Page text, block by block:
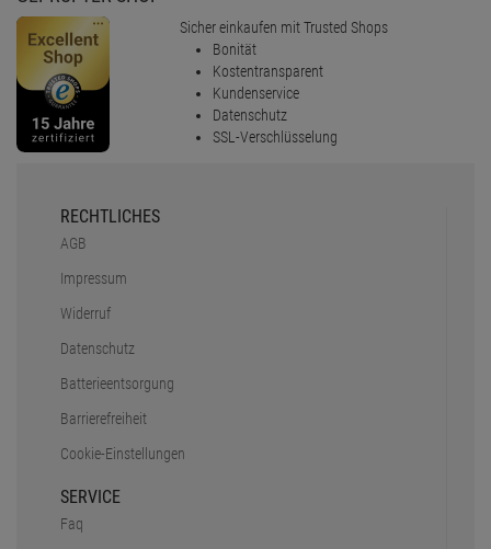
Sicher einkaufen mit Trusted Shops
Bonität
Kostentransparent
Kundenservice
Datenschutz
SSL-Verschlüsselung
RECHTLICHES
AGB
Impressum
Widerruf
Datenschutz
Batterieentsorgung
Barrierefreiheit
Cookie-Einstellungen
SERVICE
Faq